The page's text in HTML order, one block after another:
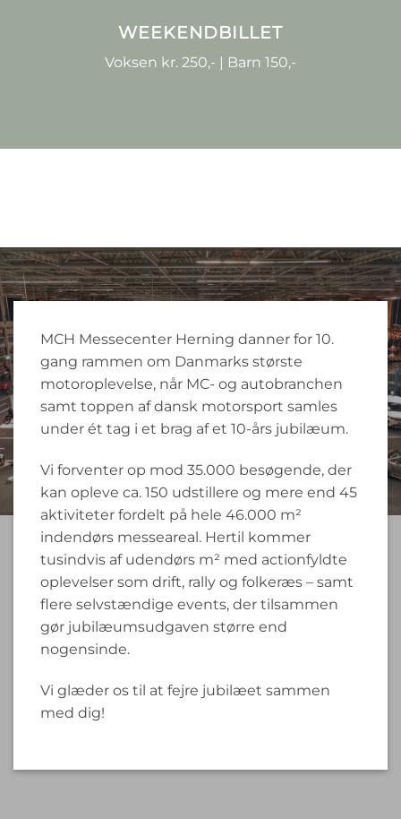
WEEKENDBILLET
Voksen kr. 250,- | Barn 150,-
MCH Messecenter Herning danner for 10.
gang rammen om Danmarks største
motoroplevelse, når MC- og autobranchen
samt toppen af dansk motorsport samles
under ét tag i et brag af et 10-års jubilæum.
Vi forventer op mod 35.000 besøgende, der
kan opleve ca. 150 udstillere og mere end 45
aktiviteter fordelt på hele 46.000 m²
indendørs messeareal. Hertil kommer
tusindvis af udendørs m² med actionfyldte
oplevelser som drift, rally og folkeræs – samt
flere selvstændige events, der tilsammen
gør jubilæumsudgaven større end
nogensinde.
Vi glæder os til at fejre jubilæet sammen
med dig!